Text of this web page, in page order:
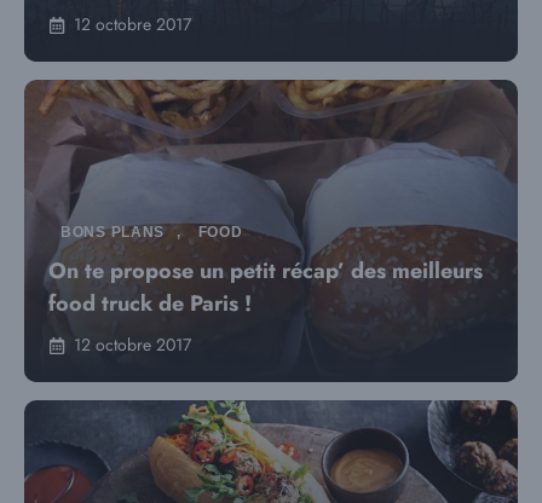
12 octobre 2017
BONS PLANS , FOOD
On te propose un petit récap’ des meilleurs
food truck de Paris !
12 octobre 2017